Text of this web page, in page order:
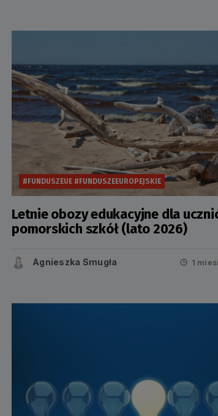
#FUNDUSZEUE #FUNDUSZEEUROPEJSKIE
Letnie obozy edukacyjne dla
pomorskich szkół (lato 2026)
Agnieszka Smugła 1